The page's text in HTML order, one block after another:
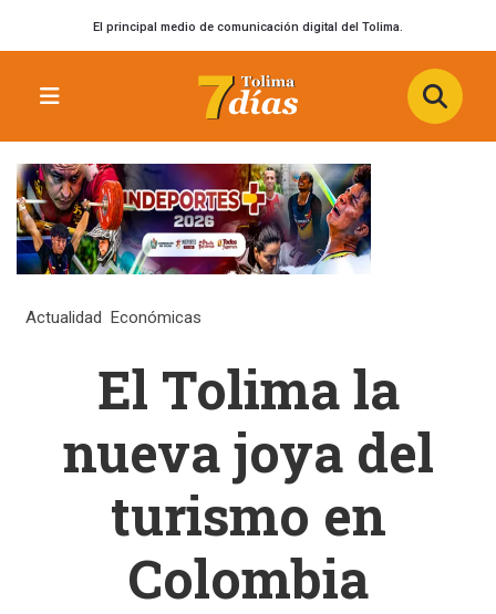
El principal medio de comunicación digital del Tolima.
Actualidad Económicas
El Tolima la
nueva joya del
turismo en
Colombia